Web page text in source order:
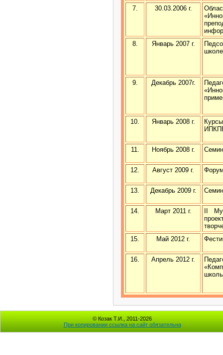
7. 30.03.2006 г.
8.
Январь 2007 г.
9. Декабрь 2007г.
10. Январь 2008 г.
11. Ноябрь 2008 г.
12. Август 2009 г.
13. Декабрь 2009 г.
14. Март 2011 г.
II
15.
Май 2012 г.
16. Апрель 2012 г.
© Козак Т.И., 2011-2026
При копировании ссылка на сайт обязательна